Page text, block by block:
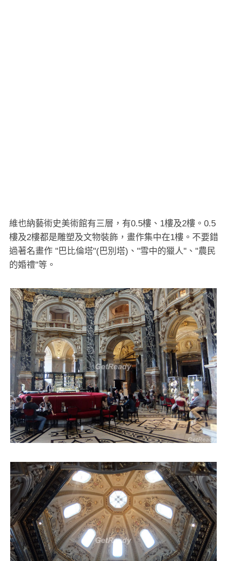
維也納藝術史美術館有三層，有0.5樓、1樓及2樓。0.5
樓及2樓都是雕塑及文物裝飾，畫作集中在1樓。不要錯
過著名畫作 "巴比倫塔"(巴別塔)、"雪中的獵人"、"農民
的婚禮"等。